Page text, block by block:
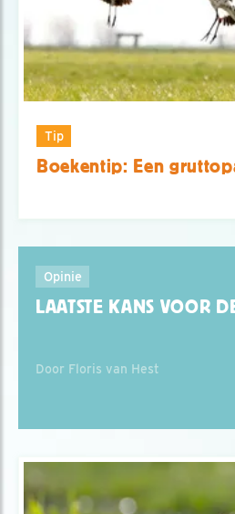
Tip
Boekentip: Een
Opinie
LAATSTE KANS VOOR
Door Floris van Hest